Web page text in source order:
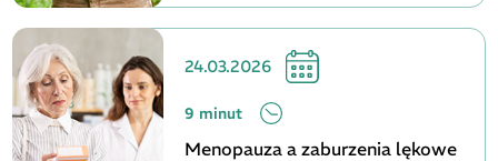
24.03.2026
9 minut
Menopauza a zaburzenia lękowe